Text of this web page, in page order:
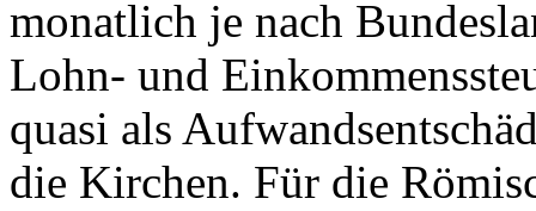
monatlich je nach
Lohn- und
quasi als
die Kirchen. Für die